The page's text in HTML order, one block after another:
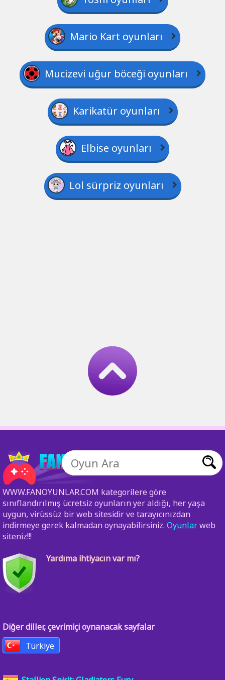
Mario Kart oyunları
Mucizevi uğur böceği oyunları
Karikatür oyunları
Elbise oyunları
Lol sürpriz oyunları
WWW.FANOYUNLAR.COM kategorilere göre
sınıflandırılmış ücretsiz oyunların yer aldığı, her yaşa
uygun, virüssüz bir web sitesidir ve tarayıcınızdan
indirmeye gerek kalmadan oynayabilirsiniz. Oyunlarweb
siteniz!!!
Yardıma ihtiyacın var mı?
Diğer diller, çevrimiçi oynanacak sayfalar
Türkiye